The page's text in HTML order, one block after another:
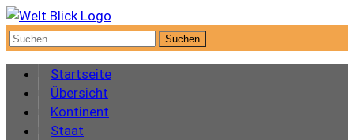
Suchen
nach:
Startseite
Übersicht
Kontinent
Staat